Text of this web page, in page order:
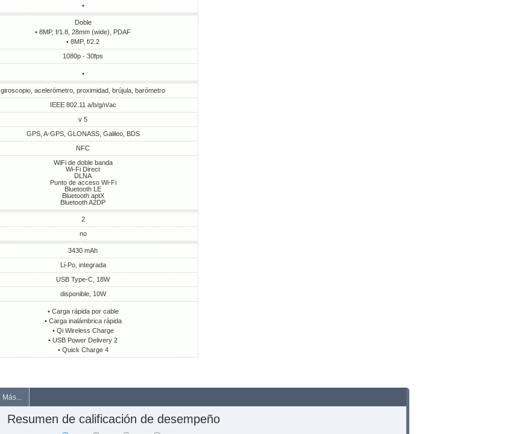
•
Doble
• 8MP, f/1.8, 28mm (wide), PDAF
• 8MP, f/2.2
1080p - 30fps
•
giroscopio, acelerómetro, proximidad, brújula, barómetro
IEEE 802.11 a/b/g/n/ac
v 5
GPS, A-GPS, GLONASS, Galileo, BDS
NFC
WiFi de doble banda
Wi-Fi Direct
DLNA
Punto de acceso Wi-Fi
Bluetooth LE
Bluetooth aptX
Bluetooth A2DP
2
no
3430 mAh
Li-Po, integrada
USB Type-C, 18W
disponible, 10W
• Carga rápida por cable
• Carga inalámbrica rápida
• Qi Wireless Charge
• USB Power Delivery 2
• Quick Charge 4
Más...
Resumen de calificación de desempeño